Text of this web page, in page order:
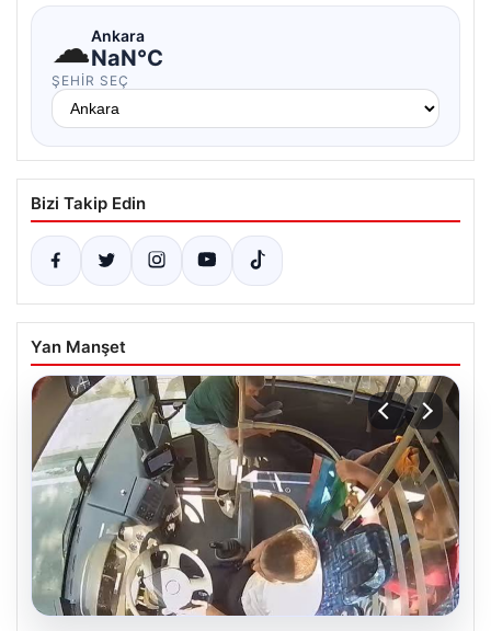
☁Ankara
NaN°C
ŞEHIR SEÇ
Bizi Takip Edin
Yan Manşet